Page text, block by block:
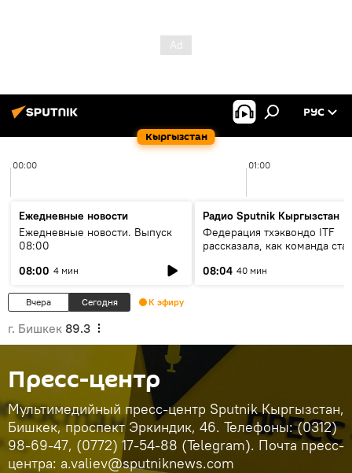
Кыргызстан
РУС
00:00 01:00
Ежедневные новости
Ежедневные новости. Выпуск
08:00
08:00 4 мин
Радио Sputnik Кыргызстан
Федерация тхэквондо ITF
рассказала, как команда
08:04 40 мин
Вчера Сегодня К эфиру
г. Бишкек 89.3
Пресс-центр
Мультимедийный пресс-центр Sputnik Кыргызстан,
Бишкек, проспект Эркиндик, 46. Телефоны: (0312)
98-69-47, (0772) 17-54-88 (Telegram). Почта пресс-
центра: a.valiev@sputniknews.com